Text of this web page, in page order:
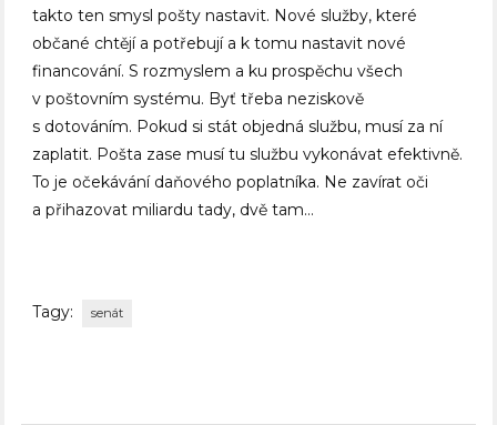
takto ten smysl pošty nastavit. Nové služby, které
občané chtějí a potřebují a k tomu nastavit nové
financování. S rozmyslem a ku prospěchu všech
v poštovním systému. Byť třeba neziskově
s dotováním. Pokud si stát objedná službu, musí za ní
zaplatit. Pošta zase musí tu službu vykonávat efektivně.
To je očekávání daňového poplatníka. Ne zavírat oči
a přihazovat miliardu tady, dvě tam…
Tagy: senát